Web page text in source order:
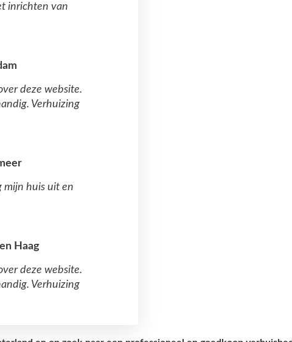
inrichten van
deze website.
Verhuizing
mijn huis uit en
Haag
deze website.
Verhuizing